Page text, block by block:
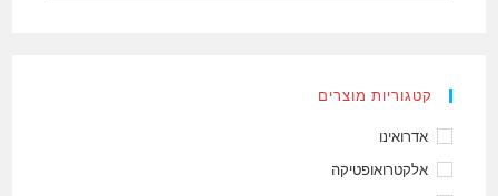
קטגוריות מוצרים
אדרואינו
אלקטרואופטיקה